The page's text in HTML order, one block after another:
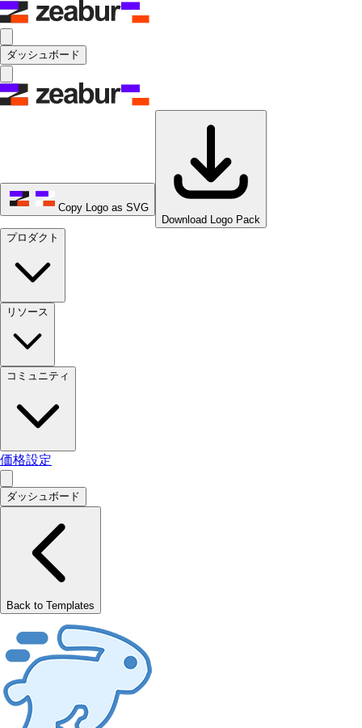
ダッシュボード
Copy Logo as SVG
Download Logo Pack
プロダクト
リソース
コミュニティ
価格設定
ダッシュボード
Back to Templates